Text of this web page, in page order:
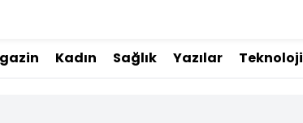
Kadın Sağlık Yazılar Teknoloji